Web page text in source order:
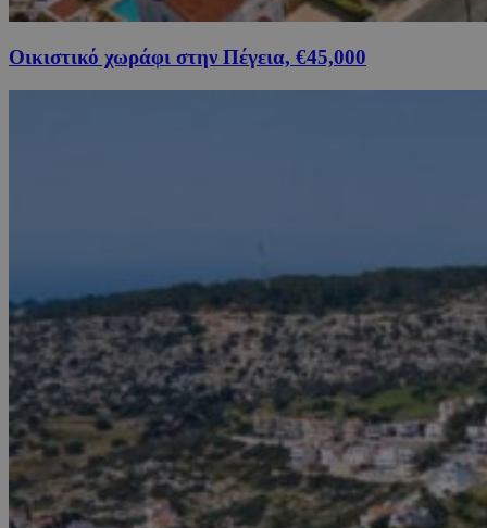
Οικιστικό χωράφι στην Πέγεια, €45,000